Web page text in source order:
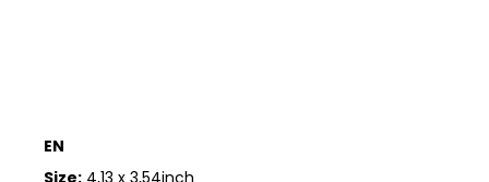
EN
Size: 4,13 x 3,54inch